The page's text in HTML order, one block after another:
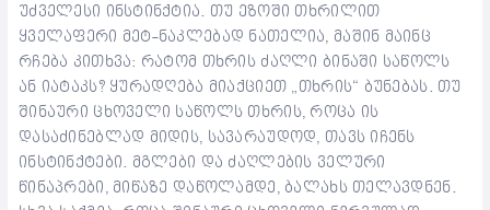
უძველესი ინსტინქტია. თუ ეზოში თხრილით
ყველაფერი მეტ-ნაკლებად ნათელია, მაშინ მაინც
რჩება კითხვა: რატომ თხრის ძაღლი ბინაში საწოლს
ან იატაკს? ყურადღება მიაქციეთ „თხრის“ ბუნებას. თუ
შინაური ცხოველი საწოლს თხრის, როცა ის
დასაძინებლად მიდის, სავარაუდოდ, თავს იჩენს
ინსტინქტები. მგლები და ძაღლების ველური
წინაპრები, მიწაზე დაწოლამდე, ბალახს თელავდნენ.